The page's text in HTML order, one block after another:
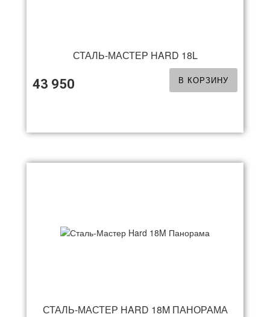
СТАЛЬ-МАСТЕР HARD 18L
43 950 В КОРЗИНУ
СТАЛЬ-МАСТЕР HARD 18M ПАНОРАМА